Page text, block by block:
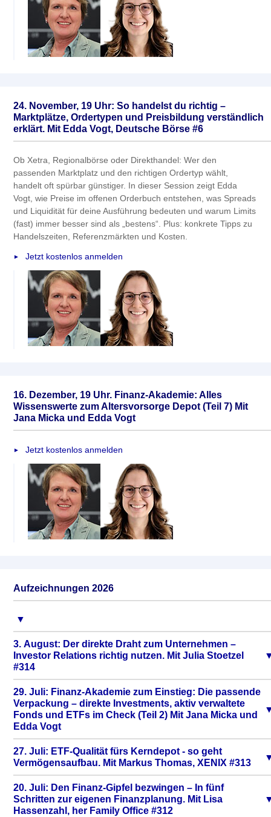
24. November, 19 Uhr: So handelst du richtig –
Marktplätze, Ordertypen und Preisbildung verständlich
erklärt. Mit Edda Vogt, Deutsche Börse #6
Ob Xetra, Regionalbörse oder Direkthandel: Wer den
passenden Marktplatz und den richtigen Ordertyp wählt,
handelt oft spürbar günstiger. In dieser Session zeigt Edda
Vogt, wie Preise im offenen Orderbuch entstehen, was Spreads
und Liquidität für deine Ausführung bedeuten und warum Limits
(fast) immer besser sind als „bestens“. Plus: konkrete Tipps zu
Handelszeiten, Referenzmärkten und Kosten.
Jetzt kostenlos anmelden
16. Dezember, 19 Uhr. Finanz-Akademie: Alles
Wissenswerte zum Altersvorsorge Depot (Teil 7) Mit
Jana Micka und Edda Vogt
Jetzt kostenlos anmelden
Aufzeichnungen 2026
3. August: Der direkte Draht zum Unternehmen –
Investor Relations richtig nutzen. Mit Julia Stoetzel
#314
29. Juli: Finanz-Akademie zum Einstieg: Die passende
Verpackung – direkte Investments, aktiv verwaltete
Fonds und ETFs im Check (Teil 2) Mit Jana Micka und
Edda Vogt
27. Juli: ETF-Qualität fürs Kerndepot - so geht
Vermögensaufbau. Mit Markus Thomas, XENIX #313
20. Juli: Den Finanz-Gipfel bezwingen – In fünf
Schritten zur eigenen Finanzplanung. Mit Lisa
Hassenzahl, her Family Office #312